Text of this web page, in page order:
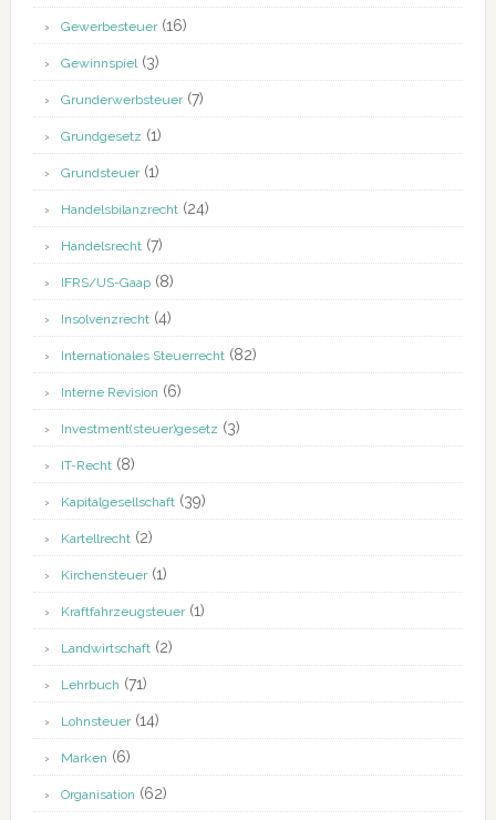
Gewerbesteuer(16)
Gewinnspiel(3)
Grunderwerbsteuer(7)
Grundgesetz (1)
Grundsteuer(1)
Handelsbilanzrecht(24)
Handelsrecht(7)
IFRS/US-Gaap(8)
Insolvenzrecht(4)
Internationales Steuerrecht(82)
Interne Revision (6)
Investment(steuer)gesetz (3)
IT-Recht(8)
Kapitalgesellschaft(39)
Kartellrecht(2)
Kirchensteuer(1)
Kraftfahrzeugsteuer(1)
Landwirtschaft(2)
Lehrbuch (71)
Lohnsteuer(14)
Marken (6)
Organisation (62)